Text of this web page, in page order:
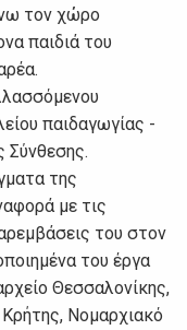
τον χώρο
παιδιά του
παιδαγωγίας -
Σύνθεσης.
της
με τις
του στον
του έργα
Θεσσαλονίκης,
Νομαρχιακό